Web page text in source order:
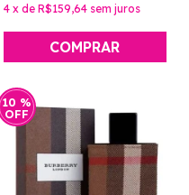
4 x de R$159,64 sem juros
10 %
OFF